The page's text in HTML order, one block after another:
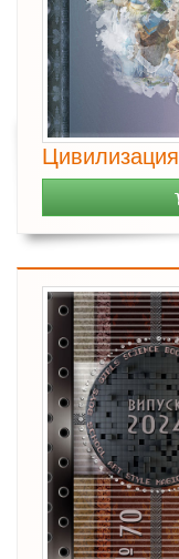
Цивилизация